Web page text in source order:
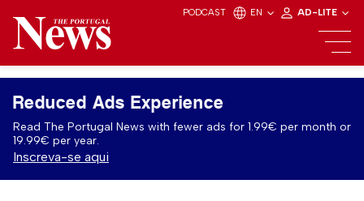
PODCAST EN AD-LITE
Reduced Ads Experience
Read The Portugal News with fewer ads for 1.99€ per month or
19.99€ per year.
Inscreva-se aqui